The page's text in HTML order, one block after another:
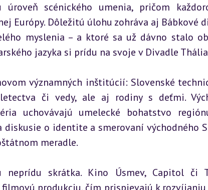
úroveň scénického umenia, pričom
Európy. Dôležitú úlohu zohráva aj Bábkové
myslenia – a ktoré sa už dávno stalo
jazyka si prídu na svoje v Divadle
významných inštitúcií: Slovenské
či vedy, ale aj rodiny s deťmi.
uchovávajú umelecké bohatstvo
o identite a smerovaní východného
meradle.
skrátka. Kino Úsmev, Capitol či